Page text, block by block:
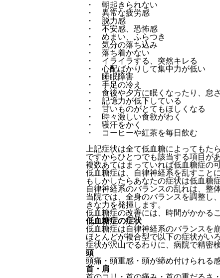
・ 朝起きられない
・ 異常な疲労感
・ 脱力感
・ 不安感、恐怖感
・ めまい、ふらつき
・ 気分の落ち込み
・ 落ち着かない
・ イライラする、突然キレる
・ 心配ばかりして集中力が低い
・ 睡眠障害
・ 手足の冷え
・ 食後や夕方に眠くなったり、怠
・ 記憶力が低下している
・ 甘いものがとてもほしくなる
・ 時々激しい食欲がわく
・ 寝汗をかく
・ コーヒーや紅茶を毎日飲む
上記症状は全て低血糖によってもた
ですからひとつでも該当する項目が
複数あてはまっていれば低血糖症の
低血糖症は、自律神経系を乱すこと
もしかしたらあなたの症状は低血糖
自律神経系のバランスの乱れは、 整
当院では、 全身のバランスを調整し
きな力を発揮します。
低血糖症の改善には、時間がかかる
低血糖症の症状
低血糖症は自律神経系のバランスを
ほとんどが複合型で以下の症状がい
症状が沢山でるわりに、病院で精密
頭
頭痛・頭重感・頭が締め付けられる
首・肩